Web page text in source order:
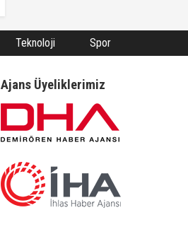
Teknoloji Spor
Ajans Üyeliklerimiz